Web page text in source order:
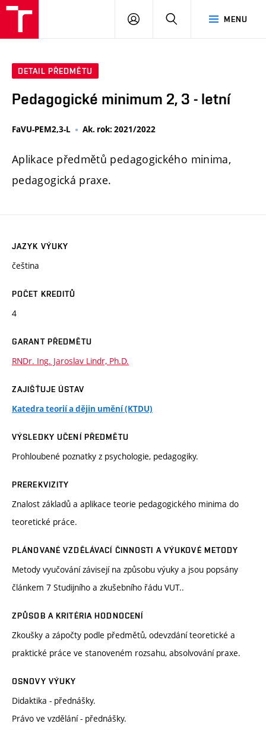
MENU
PŘIHLÁSIT
DETAIL PŘEDMĚTU
Pedagogické minimum 2, 3 - letní
FaVU-PEM2,3-L Ak. rok: 2021/2022
Aplikace předmětů pedagogického minima,
pedagogická praxe.
JAZYK VÝUKY
čeština
POČET KREDITŮ
4
GARANT PŘEDMĚTU
RNDr. Ing. Jaroslav Lindr, Ph.D.
ZAJIŠŤUJE ÚSTAV
Katedra teorií a dějin umění (KTDU)
VÝSLEDKY UČENÍ PŘEDMĚTU
Prohloubené poznatky z psychologie, pedagogiky.
PREREKVIZITY
Znalost základů a aplikace teorie pedagogického minima do
teoretické práce.
PLÁNOVANÉ VZDĚLÁVACÍ ČINNOSTI A VÝUKOVÉ METODY
Metody vyučování závisejí na způsobu výuky a jsou popsány
článkem 7 Studijního a zkušebního řádu VUT..
ZPŮSOB A KRITÉRIA HODNOCENÍ
Zkoušky a zápočty podle předmětů, odevzdání teoretické a
praktické práce ve stanoveném rozsahu, absolvování praxe.
OSNOVY VÝUKY
Didaktika - přednášky.
Právo ve vzdělání - přednášky.